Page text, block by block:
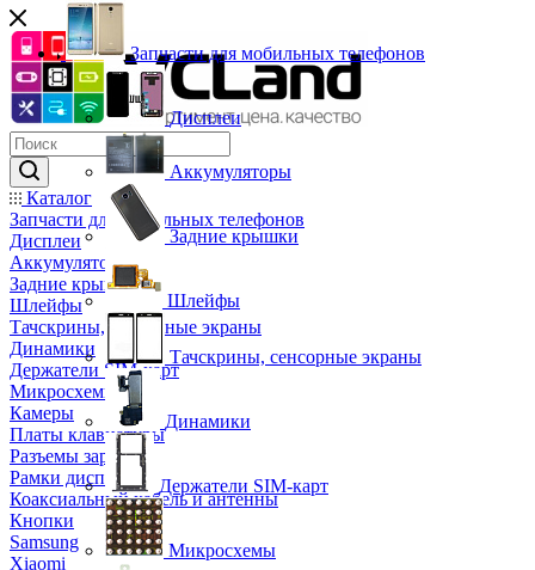
Каталог
Запчасти для мобильных телефонов
Дисплеи
Аккумуляторы
Задние крышки
Шлейфы
Тачскрины, сенсорные экраны
Динамики
Держатели SIM-карт
Микросхемы
Камеры
Платы клавиатуры
Разъемы зарядки
Рамки дисплея
Коаксиальный кабель и антенны
Кнопки
Samsung
Xiaomi
Запчасти для мобильных телефонов
Дисплеи
Аккумуляторы
Задние крышки
Шлейфы
Тачскрины, сенсорные экраны
Динамики
Держатели SIM-карт
Микросхемы